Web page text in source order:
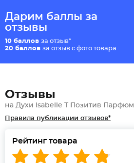
Дарим баллы за
отзывы
10 баллов за отзыв*
20 баллов за отзыв с фото товара
Отзывы
на Духи Isabelle T Позитив Парфюм
Правила публикации отзывов*
Рейтинг товара